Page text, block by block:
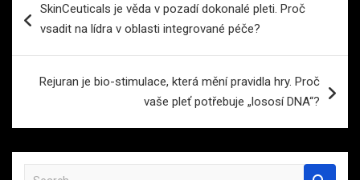
proSkinCeuticals je věda v pozadí dokonalé pleti. Proč
vsadit na lídra v oblasti integrované péče?
Rejuran je bio-stimulace, která mění pravidla hry. Proč
vaše pleť potřebuje „lososí DNA“?